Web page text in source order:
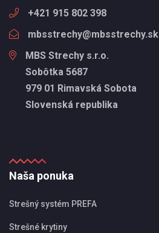
+421 915 802 398
mbsstrechy@mbsstrechy.sk
MBS Strechy s.r.o.
Sobôtka 5687
979 01 Rimavská Sobota
Slovenská republika
Naša ponuka
Strešný systém PREFA
Strešné krytiny